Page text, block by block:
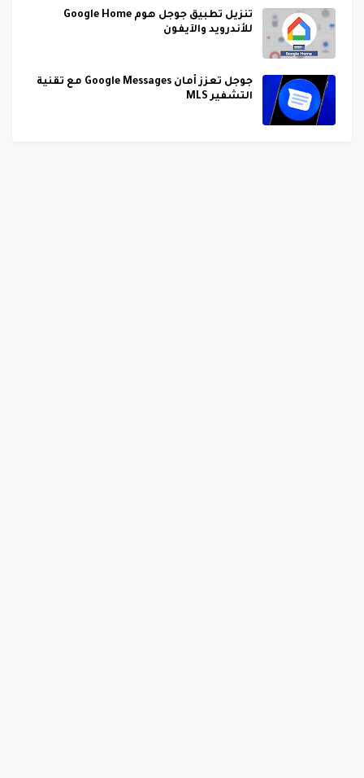
تنزيل تطبيق جوجل هوم Google Home
للأندرويد والآيفون
جوجل تعزز أمان Google Messages مع تقنية
التشفير MLS